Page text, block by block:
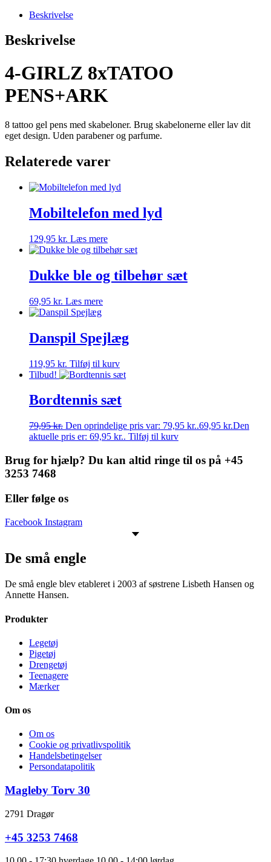
Beskrivelse
Beskrivelse
4-GIRLZ 8xTATOO
PENS+ARK
8 tattoo gel pens med skabeloner. Brug skabelonerne eller lav dit
eget design. Uden parabener og parfume.
Relaterede varer
Mobiltelefon med lyd
129,95 kr. Læs mere
Dukke ble og tilbehør sæt
69,95 kr. Læs mere
Danspil Spejlæg
119,95 kr. Tilføj til kurv
Tilbud!
Bordtennis sæt
79,95kr. Den oprindelige pris var: 79,95 kr..69,95 kr.Den
aktuelle pris er: 69,95 kr.. Tilføj til kurv
Brug for hjælp? Du kan altid ringe til os på +45
3253 7468
Eller følge os
Facebook Instagram
De små engle
De små engle blev etableret i 2003 af søstrene Lisbeth Hansen og
Annette Hansen.
Produkter
Legetøj
Pigetøj
Drengetøj
Teenagere
Mærker
Om os
Om os
Cookie og privatlivspolitik
Handelsbetingelser
Persondatapolitik
Magleby Torv 30
2791 Dragør
+45 3253 7468